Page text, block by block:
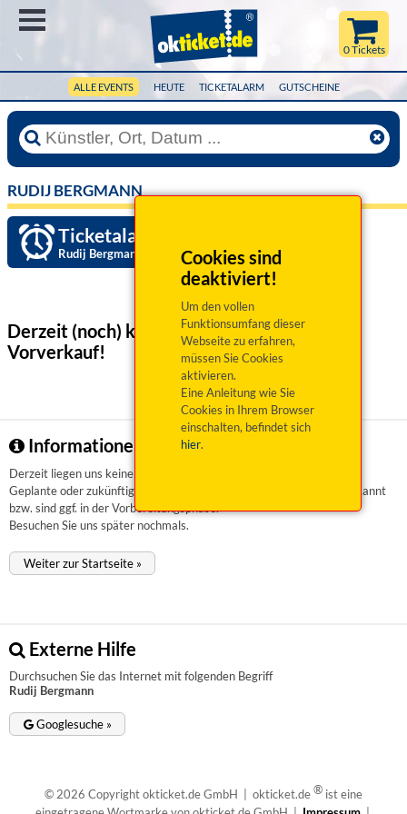
ALLE EVENTS HEUTE TICKETALARM GUTSCHEINE
0 Tickets
Cookies sind
deaktiviert!
Um den vollen
Funktionsumfang dieser
Webseite zu erfahren,
müssen Sie Cookies
aktivieren.
Eine Anleitung wie Sie
Cookies in Ihrem Browser
einschalten, befindet sich
hier.
RUDIJ BERGMANN
Ticketalarm einrichten »
Rudij Bergmann
Derzeit (noch) keine Veranstaltungen
Vorverkauf!
Informationen zu Rudij Bergmann
Derzeit liegen uns keinerlei Informationen vor.
Geplante oder zukünftige Veranstaltungen sind uns aktuell nicht bekannt
bzw. sind ggf. in der Vorbereitungsphase.
Besuchen Sie uns später nochmals.
Weiter zur Startseite »
Externe Hilfe
Durchsuchen Sie das Internet mit folgenden Begriff
Rudij Bergmann
Googlesuche »
© 2026 Copyright okticket.de GmbH | okticket.de® ist eine